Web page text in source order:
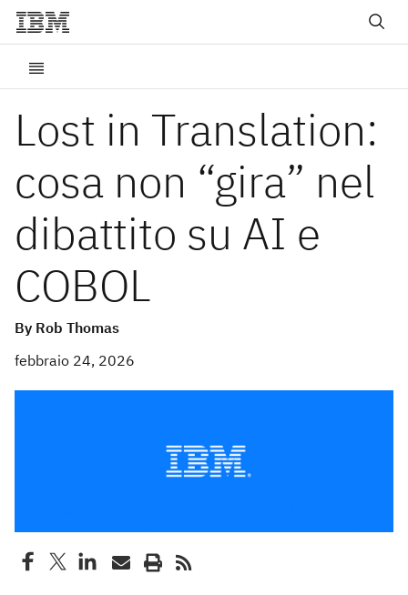
Lost in Translation:
cosa non “gira” nel
dibattito su AI e
COBOL
By Rob Thomas
febbraio 24, 2026